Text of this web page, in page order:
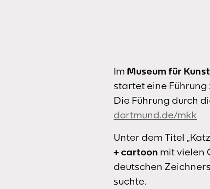
Im Museum für
startet eine
Die Führung durch
dortmund.de/mkk
Unter dem Titel
+ cartoon mit vielen
deutschen
suchte.